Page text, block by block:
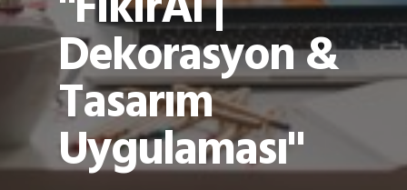
Dekorasyon &
Tasarım
Uygulaması"